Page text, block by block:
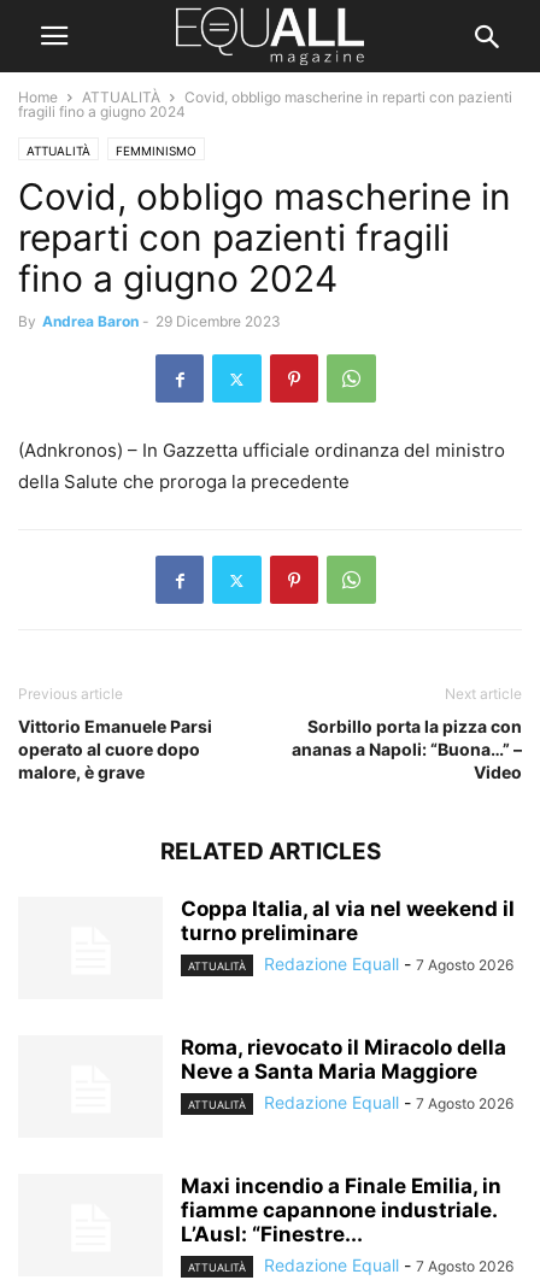
Home ATTUALITÀ
Covid, obbligo mascherine in reparti con pazienti
fragili fino a giugno 2024
ATTUALITÀ FEMMINISMO
Covid, obbligo mascherine in
reparti con pazienti fragili
fino a giugno 2024
By Andrea Baron - 29 Dicembre 2023
(Adnkronos) – In Gazzetta ufficiale ordinanza del ministro
della Salute che proroga la precedente
Previous article
Vittorio Emanuele Parsi
operato al cuore dopo
malore, è grave
Next article
Sorbillo porta la pizza con
ananas a Napoli: “Buona…” –
Video
RELATED ARTICLES
Coppa Italia, al via nel weekend il
turno preliminare
ATTUALITÀ Redazione Equall - 7 Agosto 2026
Roma, rievocato il Miracolo della
Neve a Santa Maria Maggiore
ATTUALITÀ Redazione Equall - 7 Agosto 2026
Maxi incendio a Finale Emilia, in
fiamme capannone industriale.
L’Ausl: “Finestre...
ATTUALITÀ Redazione Equall - 7 Agosto 2026